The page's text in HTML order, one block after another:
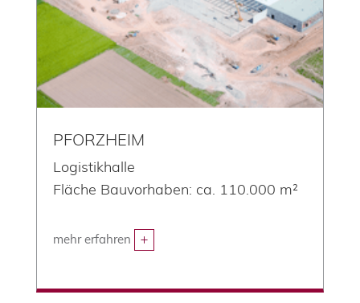
PFORZHEIM
Logistikhalle
Fläche Bauvorhaben: ca. 110.000 m²
mehr erfahren